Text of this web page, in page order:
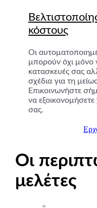
κόστους
Οι
μπορούν όχι μόνο
κατασκευές σας
σχέδια για τη
Επικοινωνήστε
να
σας.
Οι
μελέτες